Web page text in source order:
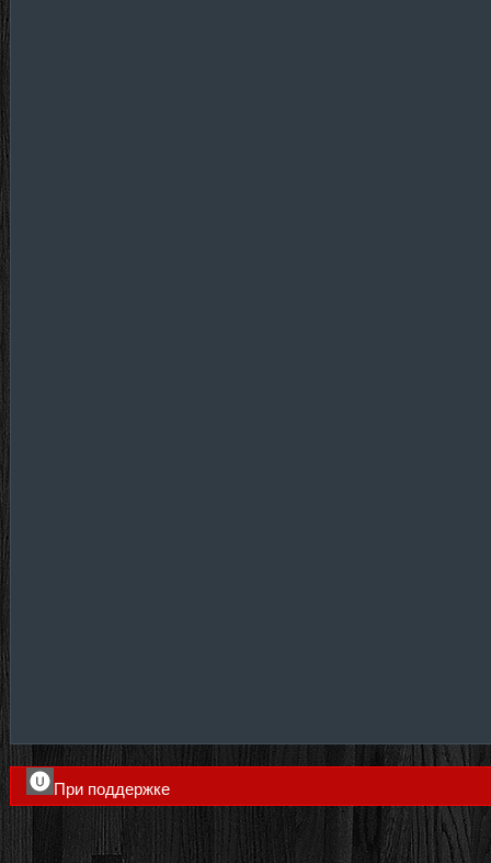
При поддержке